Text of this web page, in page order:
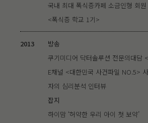
국내 최대 폭식증카페 소금인형 회
<폭식증 학교 1기>
2013
방송
쿠기미디어 닥터솔루션 전문의대담
E채널 <대한민국 사건파일 NO.5>
자의 심리분석 인터뷰
잡지
하이맘 ‘허약한 우리 아이 첫 보약’